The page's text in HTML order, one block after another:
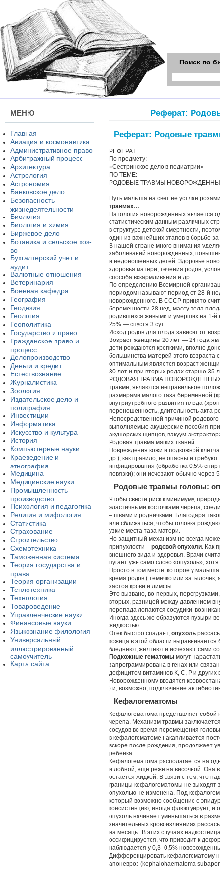
Поиск по
МЕНЮ
Главная
Авиация и космонавтика
Административное право
Арбитражный процесс
Архитектура
Астрология
Астрономия
Банковское дело
Безопасность
жизнедеятельности
Биология
Биология и химия
Биржевое дело
Ботаника и сельское хоз-
во
Бухгалтерский учет и
аудит
Валютные отношения
Ветеринария
Военная кафедра
География
Геодезия
Геология
Геополитика
Государство и право
Гражданское право и
процесс
Делопроизводство
Деньги и кредит
Естествознание
Журналистика
Зоология
Издательское дело и
полиграфия
Инвестиции
Информатика
Искусство и культура
История
Компьютерные науки
Краеведение и
этнография
Медицина
Медицинские науки
Промышленность
производство
Психология и педагогика
Религия и мифология
Статистика
Страхование
Строительство
Схемотехника
Таможенная система
Теория государства и
права
Теория организации
Теплотехника
Технология
Товароведение
Управленческие науки
Финансовые науки
Языкознание филология
Универсальный
иллюстрированный
самоучитель
Карта сайта
Реферат:
Реферат: Родовые
РЕФЕРАТ
По предмету:
«Сестринское дело в педиатрии»
ПО ТЕМЕ:
РОДОВЫЕ ТРАВМЫ
Путь малыша на свет не устлан
травмах…
Патология новорожденных является
статистическим данным различных
в структуре детской смертности,
один из важнейших этапов в борьбе
В нашей стране много внимания
заболеваний новорожденных,
и недоношенных детей. Здоровье
здоровья матери, течения родов,
способа вскармливания и др.
По определению Всемирной
периодом называют период от 28-й
новорожденного. В СССР принято
беременности 28 нед, массу тела
родившихся живыми и умерших на 1-й
25% — спустя 3 сут.
Исход родов для плода зависит от
Возраст женщины 20 лет — 24 года
дети рождаются крепкими, вполне
большинства матерей этого возраста
оптимальным является возраст
30 лет и при вторых родах старше 35
РОДОВАЯ ТРАВМА НОВОРОЖДЁННЫХ.
травме, являются неправильное
размерами малого таза беременной
внутриутробного развития плода
переношенность, длительность акта
Непосредственной причиной
выполняемые акушерские пособия
акушерских щипцов, вакуум-
Родовая травма мягких тканей
Повреждения кожи и подкожной
др.), как правило, не опасны и
инфицирования (обработка 0,5%
повязки); они исчезают обычно через
Родовые травмы головы:
Чтобы свести риск к минимуму,
эластичными косточками черепа,
– швами и родничками. Благодаря
или сближаться, чтобы головка
узкие места таза матери.
Но защитный механизм не всегда
припухлости – родовой опухоли. Как
внешнего вида и здоровья. Врачи
пугает уже само слово «опухоль»,
Просто в том месте, которое у
время родов ( темечко или затылочек,
застоя крови и лимфы.
Это вызвано, во-первых,
вторых, разницей между давлением
перепада лопаются сосудики,
Иногда здесь же образуются пузыри
жидкостью.
Отек быстро спадает, опухоль
кожица в этой области выравнивается
бледнеют, желтеют и исчезают сами
Подкожные гематомы могут
запрограммирована в генах или
дефицитом витаминов К, С, Р и
Новорожденному вводятся
) и, возможно, подключение
Кефалогематомы
Кефалогематома представляет собой
черепа. Механизм травмы
сосудов во время перемещения
в кефалогематоме накапливается
вскоре после рождения, продолжает
ребенка.
Кефалогематома располагается на
и лобной, еще реже на височной. Она
остается жидкой. В связи с тем, что
границы кефалогематомы не выходят
опухолью не изменена. Под
который возможно сообщение с
консистенцию, иногда флюктуирует,
опухоль начинает уменьшаться в
значительных кровоизлияниях
на месяцы. В этих случаях
оссифицируется, что приводит к
наблюдается у 0,3–0,5%
Дифференцировать кефалогематому
апоневроз (kephalohaematoma